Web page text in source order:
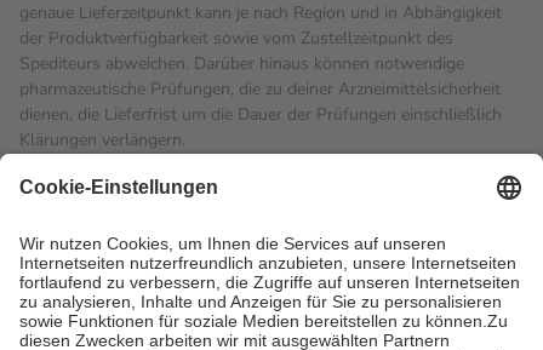
genaue Lieferzeitpunkt kann je nach Region und in Abhängigkeit
der Produktverfügbarkeit sowie vom Zustellzeitpunkt des
Spediteurs abweichen. Darüber hinaus können notwendige
pharmazeutische Prüfungen, die zu deiner Arzneimittelsicherheit
dienen, die Lieferfrist um die Dauer der Prüfungen einschließlich
Klärungen verlängern.
4Für verschreibungspflichtige Medikamente stellt der Arzt ein
gesetzliche Krankenversicherung übernimmt in der Regel die
Kosten dafür, der Versicherte trägt einen Teil davon als Zuzahlung
mit.
Grundsätzlich leisten Mitglieder Zuzahlungen in Höhe von zehn
Prozent des Abgabepreises,mindestensjedochfünf Euro